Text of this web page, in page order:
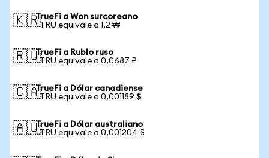
🇰🇷TrueFi a Won surcoreano
1 TRU equivale a 1,2 ₩
🇷🇺TrueFi a Rublo ruso
1 TRU equivale a 0,0687 ₽
🇨🇦TrueFi a Dólar canadiense
1 TRU equivale a 0,001189 $
🇦🇺TrueFi a Dólar australiano
1 TRU equivale a 0,001204 $